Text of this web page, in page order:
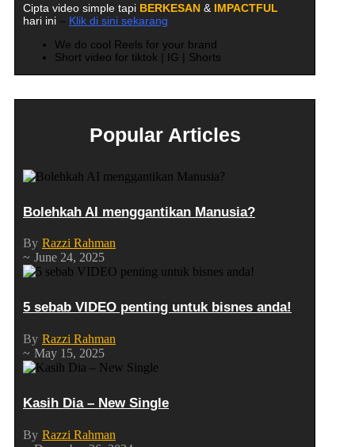
Cipta video simple tapi BERKESAN & IMPACTFUL
hari ini – Klik di sini sekarang
We do cool Reels for your brand
Short video for tiktok | IG | Shorts
Popular Articles
Bolehkah AI menggantikan Manusia?
By Razzi Rahman
~ June 24, 2025
5 sebab VIDEO penting untuk bisnes anda!
By Razzi Rahman
~ May 15, 2025
Kasih Dia – New Single
By Razzi Rahman